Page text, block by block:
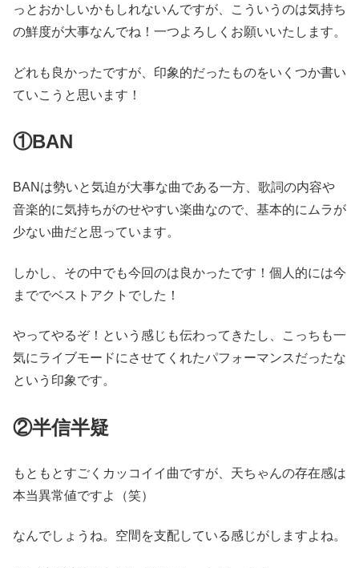
っとおかしいかもしれないんですが、こういうのは気持ち
の鮮度が大事なんでね！一つよろしくお願いいたします。
どれも良かったですが、印象的だったものをいくつか書い
ていこうと思います！
①BAN
BANは勢いと気迫が大事な曲である一方、歌詞の内容や
音楽的に気持ちがのせやすい楽曲なので、基本的にムラが
少ない曲だと思っています。
しかし、その中でも今回のは良かったです！個人的には今
まででベストアクトでした！
やってやるぞ！という感じも伝わってきたし、こっちも一
気にライブモードにさせてくれたパフォーマンスだったな
という印象です。
②半信半疑
もともとすごくカッコイイ曲ですが、天ちゃんの存在感は
本当異常値ですよ（笑）
なんでしょうね。空間を支配している感じがしますよね。